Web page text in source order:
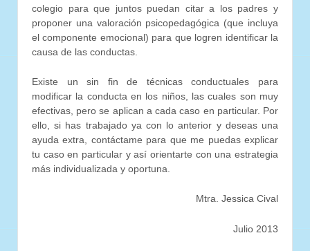
colegio para que juntos puedan citar a los padres y
proponer una valoración psicopedagógica (que incluya
el componente emocional) para que logren identificar la
causa de las conductas.
Existe un sin fin de técnicas conductuales para
modificar la conducta en los niños, las cuales son muy
efectivas, pero se aplican a cada caso en particular. Por
ello, si has trabajado ya con lo anterior y deseas una
ayuda extra, contáctame para que me puedas explicar
tu caso en particular y así orientarte con una estrategia
más individualizada y oportuna.
Mtra. Jessica Cival
Julio 2013